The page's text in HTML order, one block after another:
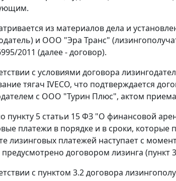
из материалов дела и
и ООО "Эра Транс"
2011 (далее - договор).
с условиями договора
тягач IVECO, что подтверждается
с ООО "Турин Плюс", актом
пункту 5 статьи 15 ФЗ "О финансовой
платежи в порядке и в сроки, которые
лизинговых платежей наступает с
договором лизинга
с пунктом 3.2 договора